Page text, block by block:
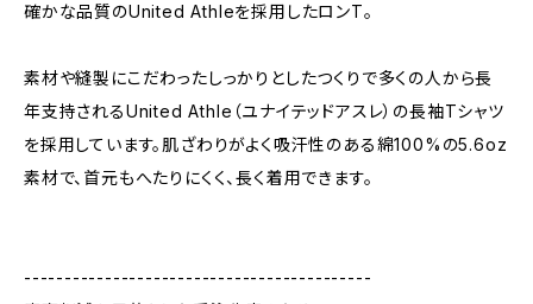
確かな品質のUnited Athleを採用したロンT。
素材や縫製にこだわったしっかりとしたつくりで多くの人から長
年支持されるUnited Athle（ユナイテッドアスレ）の長袖Tシャツ
を採用しています。肌ざわりがよく吸汗性のある綿100%の5.6oz
素材で、首元もへたりにくく、長く着用できます。
-------------------------------------------